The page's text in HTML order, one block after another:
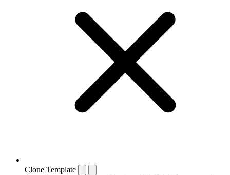
Clone Template